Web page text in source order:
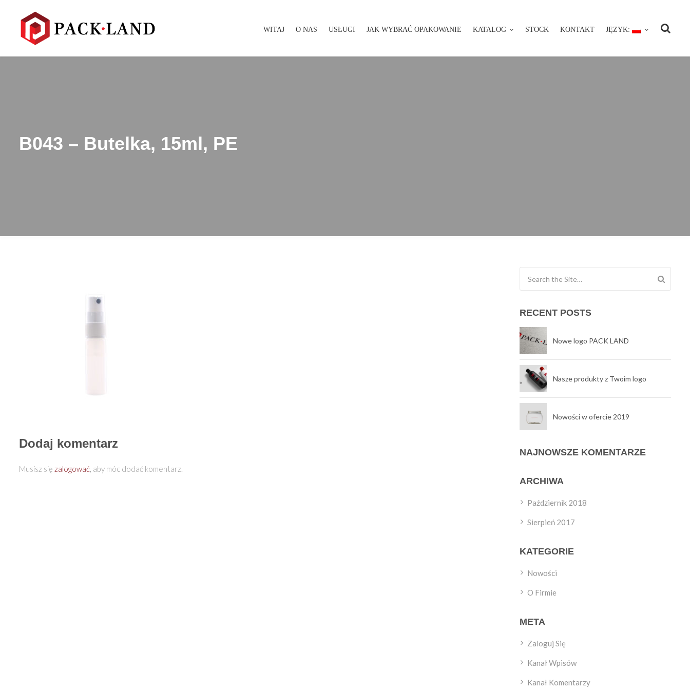
WITAJ O NAS USŁUGI JAK WYBRAĆ OPAKOWANIE KATALOG STOCK KONTAKT JĘZYK:
WITAJ O NAS USŁUGI JAK WYBRAĆ OPAKOWANIE KATALOG STOCK KONTAKT JĘZYK:
B043 – Butelka, 15ml, PE
Dodaj komentarz
Musisz się zalogować, aby móc dodać komentarz.
RECENT POSTS
Nowe logo PACK LAND
Nasze produkty z Twoim logo
Nowości w ofercie 2019
NAJNOWSZE KOMENTARZE
ARCHIWA
Październik 2018
Sierpień 2017
KATEGORIE
Nowości
O Firmie
META
Zaloguj Się
Kanał Wpisów
Kanał Komentarzy